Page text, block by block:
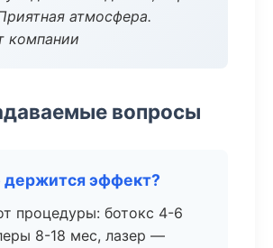
атмосфера.
компании
вопросы
держится эффект?
процедуры: ботокс 4-6
8-18 мес, лазер —